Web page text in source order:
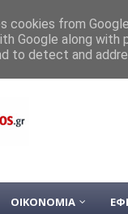
«Mπλόκο» Xαρδαλιά σε
Αριστερή Παρέμβαση:
ΟΙΚΟΝΟΜΙΑ
cookies from
Google along
to detect and